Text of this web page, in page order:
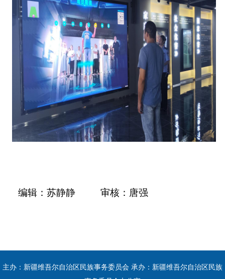
编辑：苏静静 审核：唐强
主办：新疆维吾尔自治区民族事务委员会 承办：新疆维吾尔自治区民族